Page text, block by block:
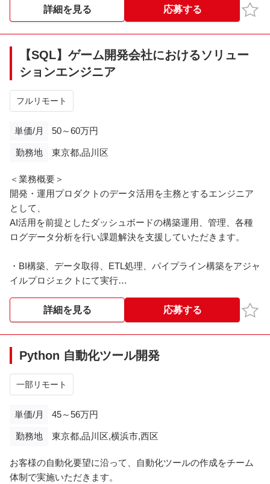
保守対応
■ クライアント
人材派遣会社
※※こちらの案件は現在募集を終了しております※※​
詳細を見る 応募する お気
【SQL】ゲーム開発会社におけるソリュー
ションエンジニア
フルリモート
単価/月 50～60万円
勤務地 東京都,品川区
＜業務概要＞
開発・運用プロダクトのデータ活用を主務とするエンジニア
として、
AI活用を前提としたダッシュボードの構築運用、管理、各種
ログデータ分析を行い課題解決を支援していただきます。
・BI構築、データ取得、ETL処理、パイプライン構築をアジャ
イルプロジェクトにて実行
ボードやログ分析結果を提供
・外部データの取り込みや、新機能・新サービスの業務プロ
セスへの落とし込み
＜勤務時間＞
9:30~18:30
※※こちらの案件は現在募集を終了しております※※​
詳細を見る 応募する お気
Python 自動化ツール開発
一部リモート
単価/月 45～56万円
勤務地 東京都,品川区,横浜市,西区
お客様の自動化要望に沿って、自動化ツールの作成をチーム
体制で実施いただきます。